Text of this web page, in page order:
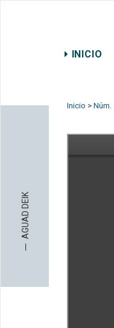
INICIO
─
AGUAD DEIK
Inicio >